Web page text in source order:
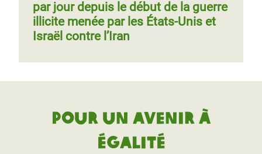
par jour depuis le début de la guerre
illicite menée par les États-Unis et
Israël contre l’Iran
Pour un avenir à
égalité